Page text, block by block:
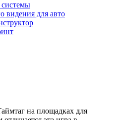
видения для авто
на площадках для